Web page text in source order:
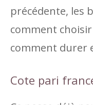
précédente, les
comment
comment durer
Cote pari